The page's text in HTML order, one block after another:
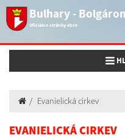
Bulhary -
Oficiálne stránky obce
Evanielická cirkev
EVANIELICKÁ CIRKEV